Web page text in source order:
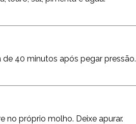
40 minutos após pegar pressão.
no próprio molho. Deixe apurar.